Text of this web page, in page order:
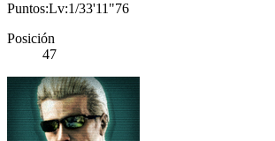
Puntos:Lv:1/33'11"76
Posición
47